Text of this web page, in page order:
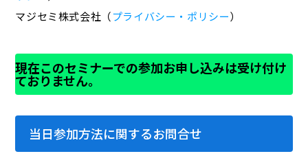
マジセミ株式会社（プライバシー・ポリシー）
現在このセミナーでの参加お申し込みは受け付け
ておりません。
当日参加方法に関するお問合せ